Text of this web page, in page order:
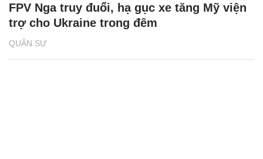
QUÂN SỰ
FPV Nga truy đuổi, hạ gục xe tăng Mỹ viện
trợ cho Ukraine trong đêm